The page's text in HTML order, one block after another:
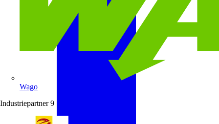
Wago
Industriepartner 9